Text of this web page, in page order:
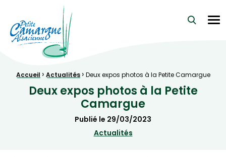
La Petite Camargue Alsacienne Réserve Naturelle au
Fil d'Ariane :
Accueil › Actualités › Deux expos photos à la Petite Camargue
Deux expos photos à la Petite
Camargue
Publié le 29/03/2023
Actualités